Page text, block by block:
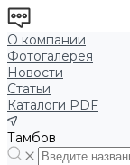
О компании
Фотогалерея
Новости
Статьи
Каталоги PDF
Тамбов